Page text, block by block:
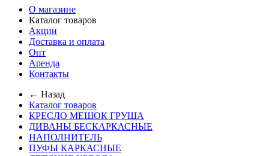
О магазине
Каталог товаров
Акции
Доставка и оплата
Опт
Аренда
Контакты
← Назад
Каталог товаров
КРЕСЛО МЕШОК ГРУША
ДИВАНЫ БЕСКАРКАСНЫЕ
НАПОЛНИТЕЛЬ
ПУФЫ КАРКАСНЫЕ